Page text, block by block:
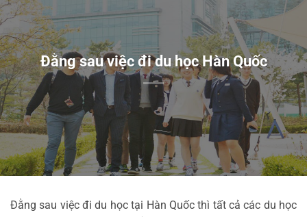
Đằng sau việc đi du học Hàn Quốc
Đằng sau việc đi du học tại Hàn Quốc thì tất cả các du học